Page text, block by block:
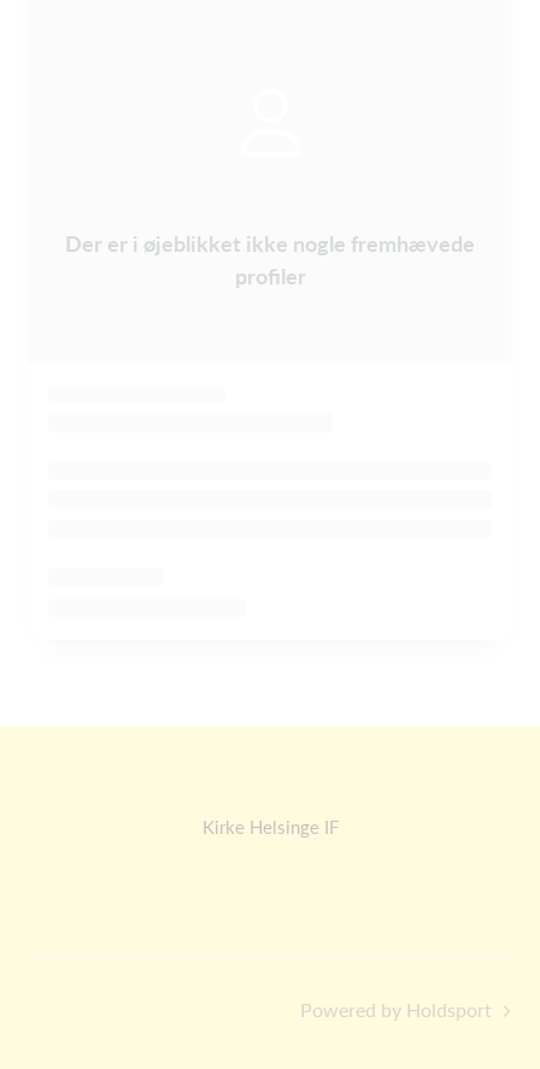
Der er i øjeblikket ikke nogle fremhævede
profiler
Kirke Helsinge IF
Powered by Holdsport